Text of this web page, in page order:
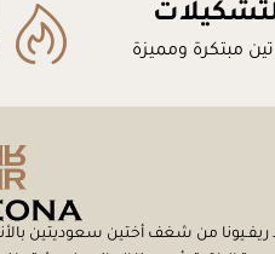
مبتكرة ومميزة
ريفـيونا من شغف أختين سعوديتين